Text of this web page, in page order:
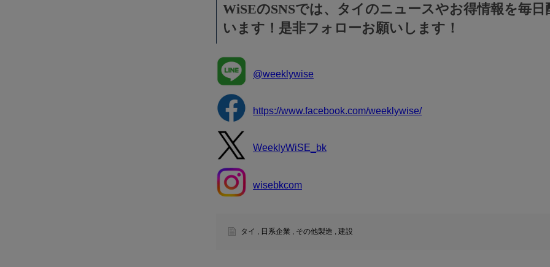
WiSEのSNSでは、タイのニュースやお得情報を毎日
います！是非フォローお願いします！
@weeklywise
https://www.facebook.com/weeklywise/
WeeklyWiSE_bk
wisebkcom
タイ , 日系企業 , その他製造 , 建設